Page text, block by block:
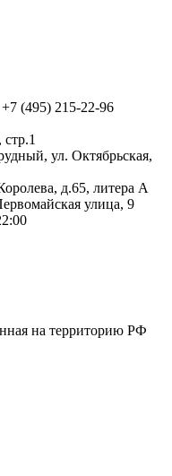
(495) 215-22-96
ул. Октябрьская,
д.65, литера А
улица, 9
на территорию РФ